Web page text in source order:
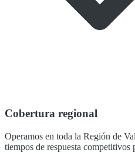
Cobertura regional
Operamos en toda la Región de
tiempos de respuesta competitivos